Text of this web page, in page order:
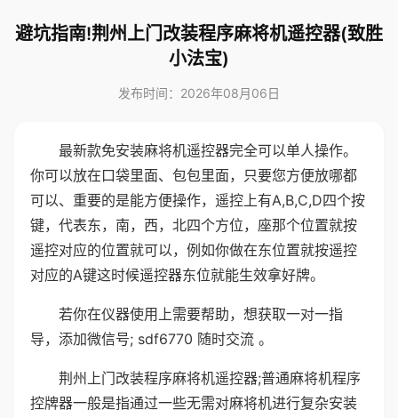
避坑指南!荆州上门改装程序麻将机遥控器(致胜
小法宝)
发布时间：2026年08月06日
最新款免安装麻将机遥控器完全可以单人操作。
你可以放在口袋里面、包包里面，只要您方便放哪都
可以、重要的是能方便操作，遥控上有A,B,C,D四个按
键，代表东，南，西，北四个方位，座那个位置就按
遥控对应的位置就可以，例如你做在东位置就按遥控
对应的A键这时候遥控器东位就能生效拿好牌。
若你在仪器使用上需要帮助，想获取一对一指
导，添加微信号; sdf6770 随时交流 。
荆州上门改装程序麻将机遥控器;普通麻将机程序
控牌器一般是指通过一些无需对麻将机进行复杂安装